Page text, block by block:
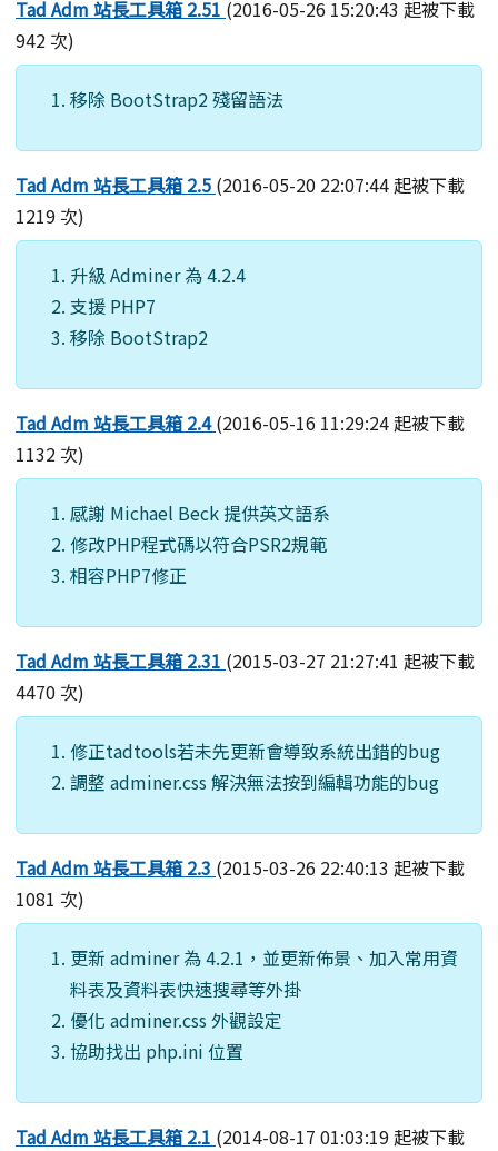
Tad Adm 站長工具箱 2.51 (2016-05-26 15:20:43 起被下載
942 次)
移除 BootStrap2 殘留語法
Tad Adm 站長工具箱 2.5 (2016-05-20 22:07:44 起被下載
1219 次)
升級 Adminer 為 4.2.4
支援 PHP7
移除 BootStrap2
Tad Adm 站長工具箱 2.4(2016-05-16 11:29:24 起被下載
1132 次)
感謝 Michael Beck 提供英文語系
修改PHP程式碼以符合PSR2規範
相容PHP7修正
Tad Adm 站長工具箱 2.31 (2015-03-27 21:27:41 起被下載
4470 次)
修正tadtools若未先更新會導致系統出錯的bug
調整 adminer.css 解決無法按到編輯功能的bug
Tad Adm 站長工具箱 2.3 (2015-03-26 22:40:13 起被下載
1081 次)
更新 adminer 為 4.2.1，並更新佈景、加入常用資
料表及資料表快速搜尋等外掛
優化 adminer.css 外觀設定
協助找出 php.ini 位置
Tad Adm 站長工具箱 2.1 (2014-08-17 01:03:19 起被下載